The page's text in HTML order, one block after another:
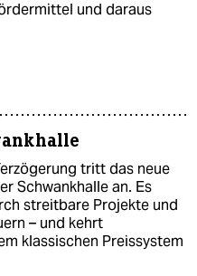
und daraus
tritt das neue
Schwankhalle an. Es
streitbare Projekte und
– und kehrt
klassischen Preissystem